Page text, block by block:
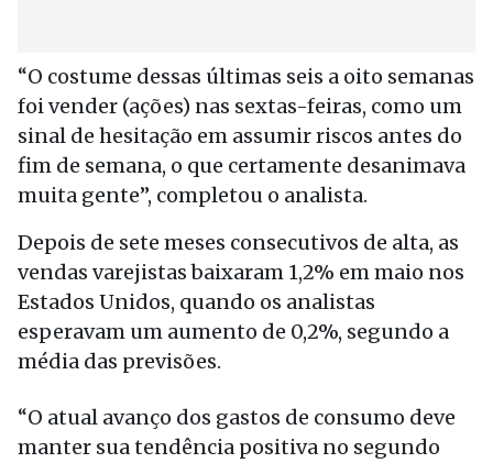
“O costume dessas últimas seis a oito semanas
foi vender (ações) nas sextas-feiras, como um
sinal de hesitação em assumir riscos antes do
fim de semana, o que certamente desanimava
muita gente”, completou o analista.
Depois de sete meses consecutivos de alta, as
vendas varejistas baixaram 1,2% em maio nos
Estados Unidos, quando os analistas
esperavam um aumento de 0,2%, segundo a
média das previsões.
“O atual avanço dos gastos de consumo deve
manter sua tendência positiva no segundo